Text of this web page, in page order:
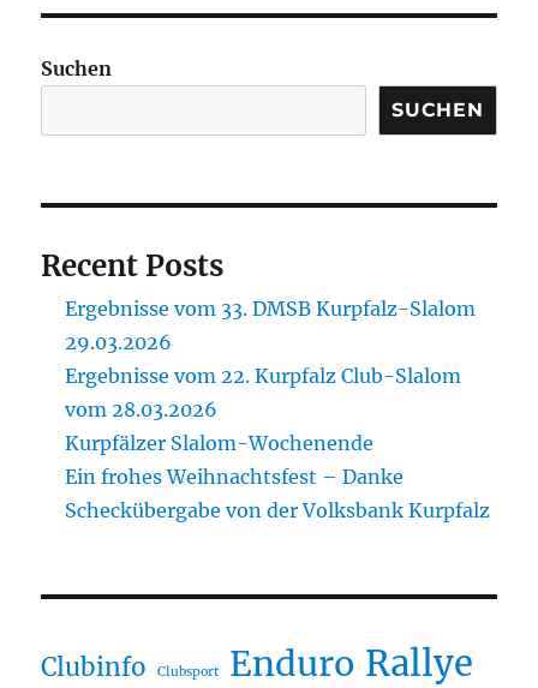
Beiträge
E
Suchen
SUCHEN
Recent Posts
Ergebnisse vom 33. DMSB Kurpfalz-Slalom
29.03.2026
Ergebnisse vom 22. Kurpfalz Club-Slalom
vom 28.03.2026
Kurpfälzer Slalom-Wochenende
Ein frohes Weihnachtsfest – Danke
Scheckübergabe von der Volksbank Kurpfalz
Clubinfo Clubsport Enduro Rallye